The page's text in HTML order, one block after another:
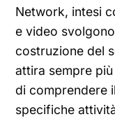
Network, intesi
e video
costruzione del
attira sempre
di comprendere
specifiche